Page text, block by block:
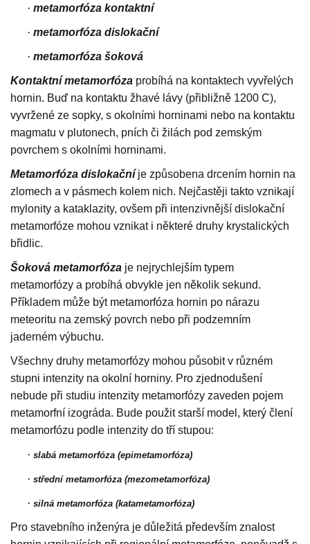
· metamorfóza kontaktní
· metamorfóza dislokační
· metamorfóza šoková
Kontaktní metamorfóza probíhá na kontaktech vyvřelých
hornin. Buď na kontaktu žhavé lávy (přibližně 1200 C),
vyvržené ze sopky, s okolními horninami nebo na kontaktu
magmatu v plutonech, pních či žilách pod zemským
povrchem s okolními horninami.
Metamorfóza dislokačníje způsobena drcením hornin na
zlomech a v pásmech kolem nich. Nejčastěji takto vznikají
mylonity a kataklazity, ovšem při intenzivnější dislokační
metamorfóze mohou vznikat i některé druhy krystalických
břidlic.
Šoková metamorfóza je nejrychlejším typem
metamorfózy a probíhá obvykle jen několik sekund.
Příkladem může být metamorfóza hornin po nárazu
meteoritu na zemský povrch nebo při podzemním
jaderném výbuchu.
Všechny druhy metamorfózy mohou působit v různém
stupni intenzity na okolní horniny. Pro zjednodušení
nebude při studiu intenzity metamorfózy zaveden pojem
metamorfní izográda. Bude použit starší model, který člení
metamorfózu podle intenzity do tří stupou:
· slabá metamorfóza (epimetamorfóza)
· střední metamorfóza (mezometamorfóza)
· silná metamorfóza (katametamorfóza)
Pro stavebního inženýra je důležitá především znalost